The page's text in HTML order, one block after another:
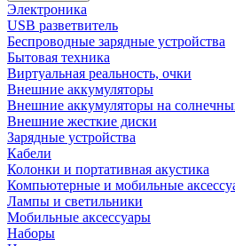
Электроника
USB разветвитель
Беспроводные зарядные устройства
Бытовая техника
Виртуальная реальность, очки
Внешние аккумуляторы
Внешние аккумуляторы на
Внешние жесткие диски
Зарядные устройства
Кабели
Колонки и портативная акустика
Компьютерные и мобильные
Лампы и светильники
Мобильные аксессуары
Наборы